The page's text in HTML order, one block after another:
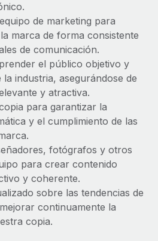
con facilidad.
de los empleados sin
siendo ayudar a empresas de
gestionar y...
en un empleador equitativo
es complicado. Tardas
y, al mes...
de marketing para
marca de forma consistente
de comunicación.
el público objetivo y
la industria, asegurándose de
y atractiva.
para garantizar la
y el cumplimiento de las
fotógrafos y otros
para crear contenido
y coherente.
sobre las tendencias de
continuamente la
copia.